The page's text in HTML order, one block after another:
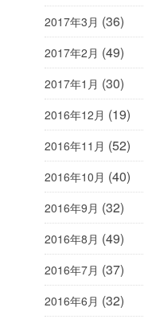
2017年3月 (36)
2017年2月 (49)
2017年1月 (30)
2016年12月 (19)
2016年11月 (52)
2016年10月 (40)
2016年9月 (32)
2016年8月 (49)
2016年7月 (37)
2016年6月 (32)